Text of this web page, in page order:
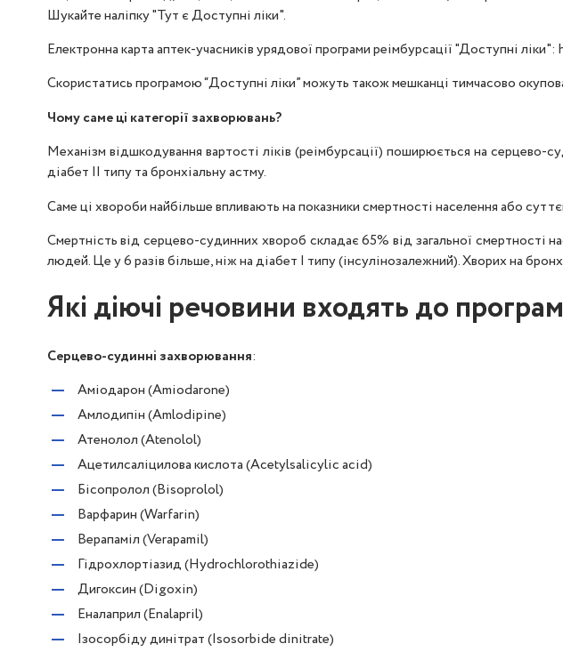
Шукайте наліпку "Тут є Доступні ліки".
Електронна карта аптек-учасників урядової програми реімбурсації "Доступні
Скористатись програмою “Доступні ліки” можуть також мешканці тимчасово
Чому саме ці категорії захворювань?
Механізм відшкодування вартості ліків (реімбурсації) поширюється на
діабет II типу та бронхіальну астму.
Саме ці хвороби найбільше впливають на показники смертності населення або
Смертність від серцево-судинних хвороб складає 65% від загальної смертності
людей. Це у 6 разів більше, ніж на діабет І типу (інсулінозалежний). Хворих на
Які діючі речовини входять до
Серцево-судинні захворювання:
Аміодарон (Amiodarone)
Амлодипін (Amlodipine)
Атенолол (Atenolol)
Ацетилсаліцилова кислота (Acetylsalicylic acid)
Бісопролол (Bisoprolol)
Варфарин (Warfarin)
Верапаміл (Verapamil)
Гідрохлортіазид (Hydrochlorothiazide)
Дигоксин (Digoxin)
Еналаприл (Enalapril)
Ізосорбіду динітрат (Isosorbide dinitrate)